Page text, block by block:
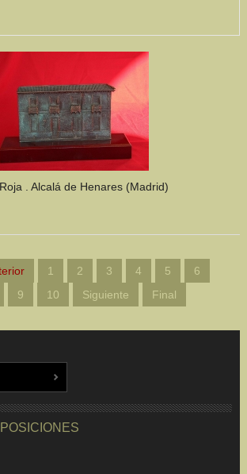
. Alcalá de Henares (Madrid)
1 2 3 4 5
6
9 10 Siguiente Final